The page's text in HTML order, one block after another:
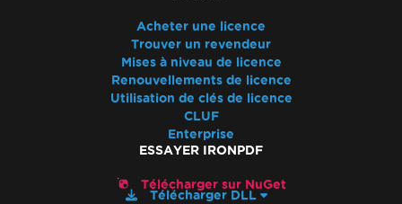
Acheter une licence
Trouver un revendeur
Mises à niveau de licence
Renouvellements de licence
Utilisation de clés de licence
CLUF
Enterprise
ESSAYER IRONPDF
Télécharger sur NuGet
Télécharger DLL